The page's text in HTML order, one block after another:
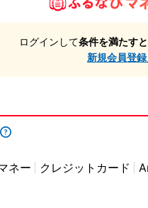
ログインして条件を満たすと
新規会員登
ネー クレジットカード